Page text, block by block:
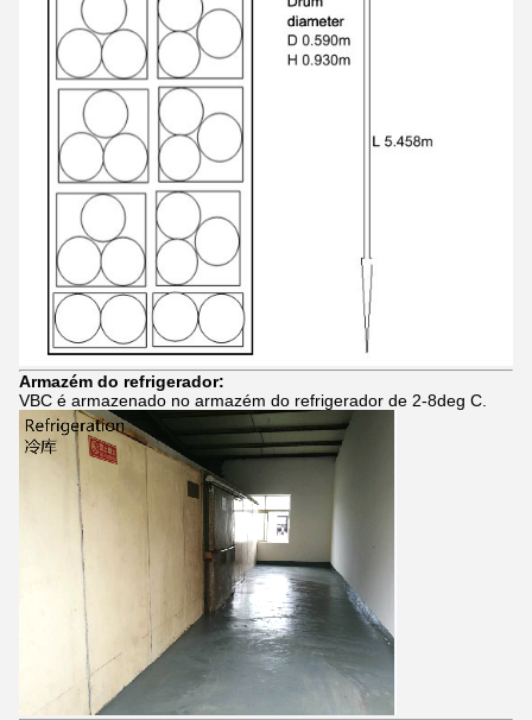
Armazém do refrigerador:
VBC é armazenado no armazém do refrigerador de 2-8deg C.